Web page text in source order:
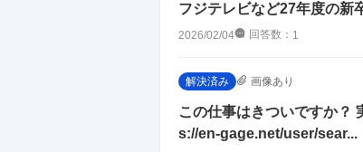
フジテレビなど27年度の新
2026/02/04 回答数： 1
解決済み 画像あり
この仕事はきついですか？
s://en-gage.net/user/sear...